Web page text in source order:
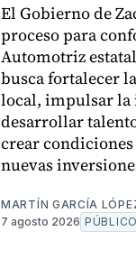
El Gobierno de
proceso para
Automotriz
busca fortalecer
local, impulsar la
desarrollar
crear
nuevas
MARTÍN GARCÍA
7 agosto 2026 PÚBLICO